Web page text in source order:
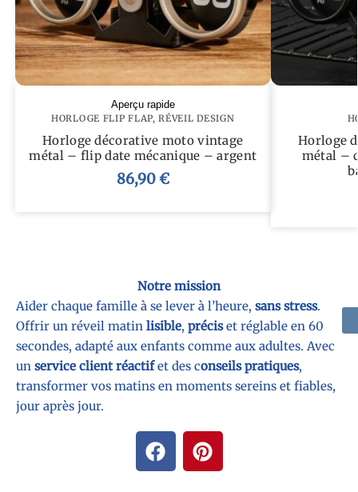
Aperçu rapide
HORLOGE FLIP FLAP,RÉVEIL DESIGN
Horloge décorative moto vintage
métal – flip date mécanique – argent
86,90€
Horloge
métal –
Notre mission
Aider chaque famille à se lever à l’heure, sans stress.
Offrir un réveil matin lisible, préciset réglable en 60
secondes, adapté aux enfants comme aux adultes. Avec
un service client réactifet des conseils pratiques,
transformer vos matins en moments sereins et fiables,
jour après jour.